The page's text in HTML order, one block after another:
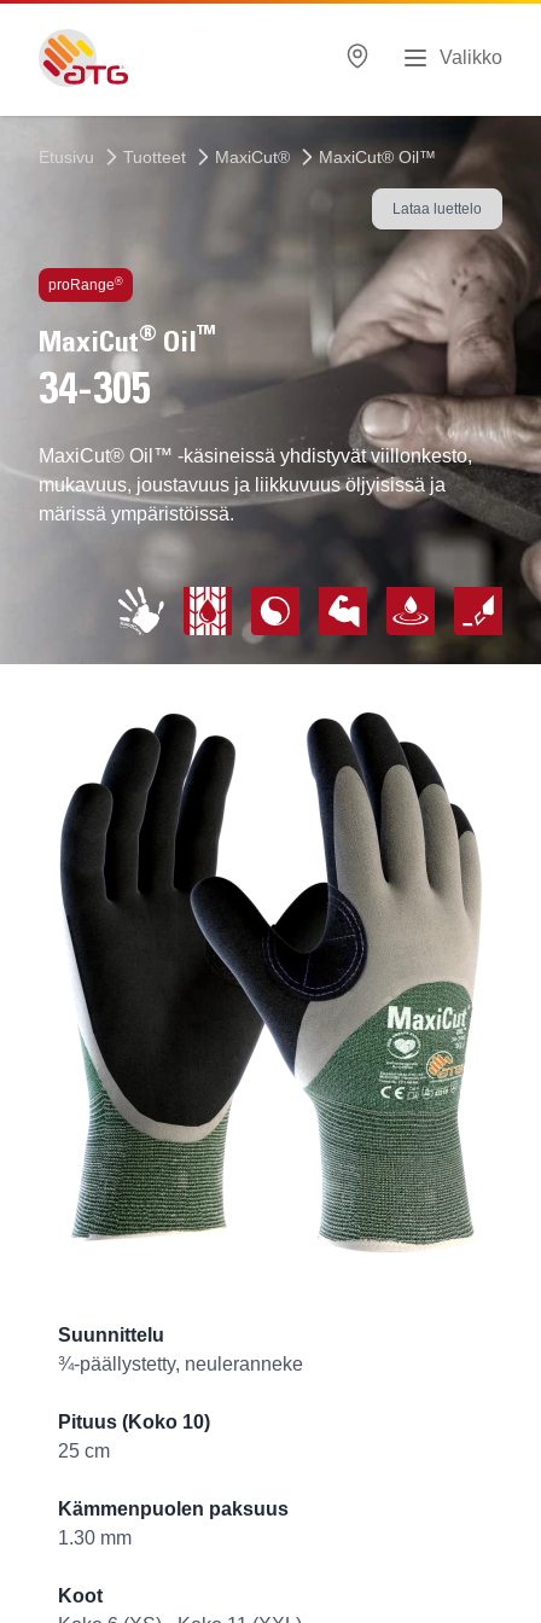
Valikko
Etusivu Tuotteet MaxiCut® MaxiCut® Oil™
Lataa luettelo
proRange®
MaxiCut® Oil™
34-305
MaxiCut® Oil™ -käsineissä yhdistyvät viillonkesto,
mukavuus, joustavuus ja liikkuvuus öljyisissä ja
märissä ympäristöissä.
Technologies sisällä
Product information
Suunnittelu
¾-päällystetty, neuleranneke
Pituus (Koko 10)
25 cm
Kämmenpuolen paksuus
1.30 mm
Koot